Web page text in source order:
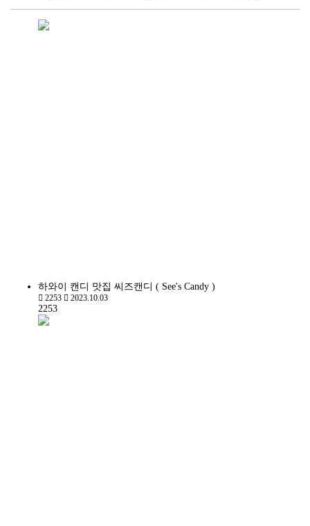
하와이 캔디 맛집 씨즈캔디 ( See's Candy )
2253 2023.10.03
2253